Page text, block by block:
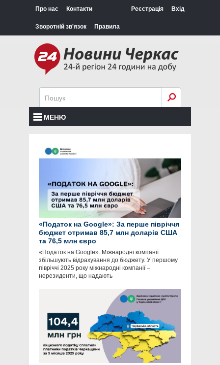
Про нас Контакти
Зворотній зв'язок Правила
Реєстрація Вхід
МЕНЮ
«Податок на Google»: За перше півріччя
бюджет отримав 85,7 млн доларів США
та 76,5 млн євро
«Податок на Google». Міжнародні компанії
збільшують відрахування до бюджету. У першому
півріччі 2025 року міжнародні компанії –
нерезиденти, що надають